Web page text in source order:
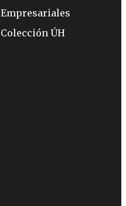
Empresariales
Colección ÚH